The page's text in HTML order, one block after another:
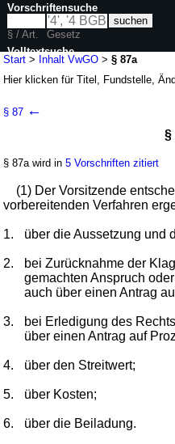
Start > Inhalt VwGO >§ 87a
Hier klicken fürTitel, Fundstelle,
BGBl.
Verwaltungsgerichte
Teil II Verfahren
9. Abschnitt Verfahren
§ 87 ←
§
§ 87a wird in5 Vorschriften zitiert
(1) Der Vorsitzende
vorbereitenden Verfahren
1. über die Aussetzung und
2.
bei Zurücknahme der
gemachten Anspruch
auch über einen Antrag
3.
bei Erledigung des
über einen Antrag auf
4. über den Streitwert;
5. über Kosten;
6. über die Beiladung.
Vorschriftensuche
§ / Art.
Gesetz
Volltextsuche
nur in VwGO